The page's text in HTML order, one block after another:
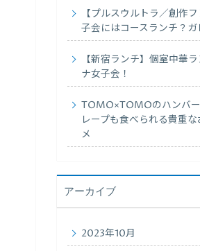
【プルスウルトラ／創作
子会にはコースランチ？
【新宿ランチ】個室中華
ナ女子会！
TOMO×TOMOのハンバ
レープも食べられる貴重
メ
アーカイブ
2023年10月